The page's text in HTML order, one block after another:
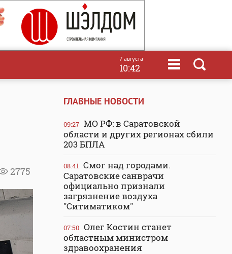
7 августа
10:42
2775
ГЛАВНЫЕ НОВОСТИ
09:27 МО РФ: в Саратовской
области и других регионах сбили
203 БПЛА
08:41 Смог над городами.
Саратовские санврачи
официально признали
загрязнение воздуха
"Ситиматиком"
07:50 Олег Костин станет
областным министром
здравоохранения